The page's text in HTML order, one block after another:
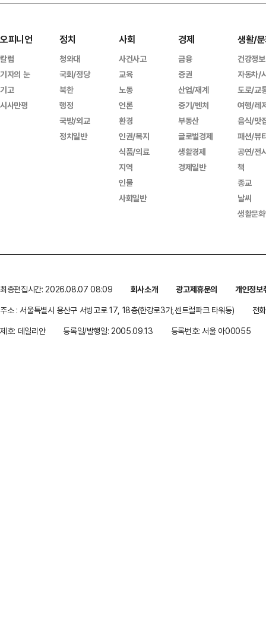
오피니언
칼럼
기자의 눈
기고
시사만평
정치
청와대
국회/정당
북한
행정
국방/외교
정치일반
사회
사건사고
교육
노동
언론
환경
인권/복지
식품/의료
지역
인물
사회일반
경제
금융
증권
산업/재계
중기/벤처
부동산
글로벌경제
생활경제
경제일반
생활/
건강정보
자동차/
도로/교
여행/레
음식/맛
패션/뷰
공연/전
책
종교
날씨
생활문
최종편집시간: 2026.08.07 08:09 회사소개 광고제휴문의
개인정보
주소 : 서울특별시 용산구 서빙고로 17, 18층(한강로3가,센트럴파크 타워동)
전
제호: 데일리안
등록일/발행일: 2005.09.13 등록번호: 서울 아00055